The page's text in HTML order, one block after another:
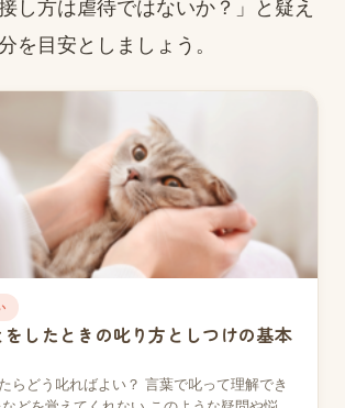
し方は虐待ではないか？」と疑え
を目安としましょう。
したときの叱り方としつけの基本
らどう叱ればよい？ 言葉で叱って理解でき